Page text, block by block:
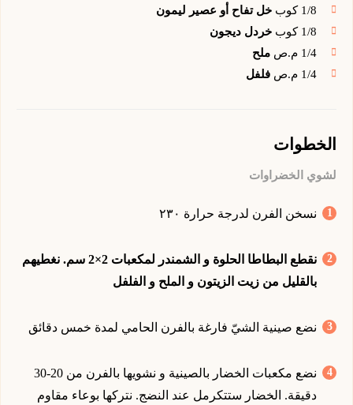
1/8 كوب خل تفاح أو عصير ليمون
1/8 كوب خردل ديجون
1/4 م.ص ملح
1/4 م.ص فلفل
الخطوات
لشوي الخضراوات
نسخن الفرن لدرجة حرارة ٢٣٠
نقطع البطاطا الحلوة و الشمندر لمكعبات 2×2 سم. نغطيهم
بالقليل من زيت الزيتون و الملح و الفلفل
نضع صينية الشيّ فارغة بالفرن الحامي لمدة خمس دقائق
نضع مكعبات الخضار بالصينية و نشويها بالفرن من 20-30
دقيقة. الخضار ستتكرمل عند النضج. نتركها بوعاء مقاوم